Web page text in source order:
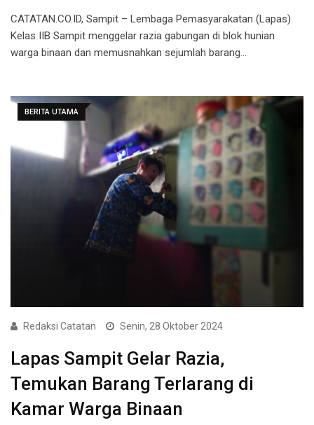
CATATAN.CO.ID, Sampit – Lembaga Pemasyarakatan (Lapas)
Kelas IIB Sampit menggelar razia gabungan di blok hunian
warga binaan dan memusnahkan sejumlah barang…
BERITA UTAMA
Redaksi Catatan Senin, 28 Oktober 2024
Lapas Sampit Gelar Razia,
Temukan Barang Terlarang di
Kamar Warga Binaan